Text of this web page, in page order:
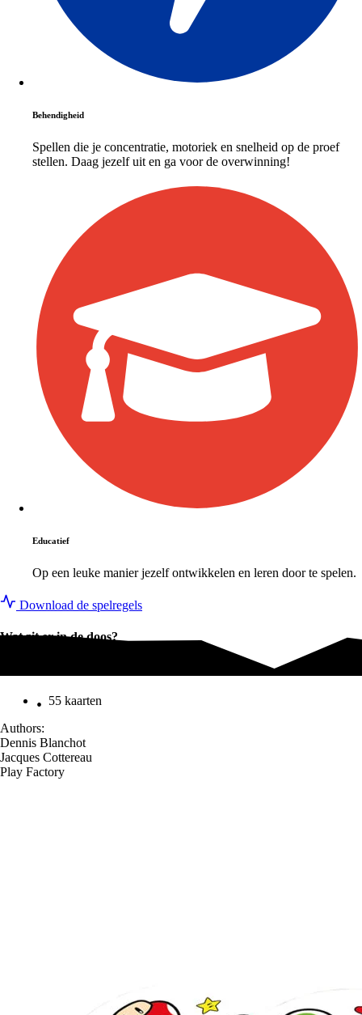
Behendigheid
Spellen die je concentratie, motoriek en snelheid op de proef
stellen. Daag jezelf uit en ga voor de overwinning!
Educatief
Op een leuke manier jezelf ontwikkelen en leren door te spelen.
Download de spelregels
Wat zit er in de doos?
55 kaarten
Authors:
Dennis Blanchot
Jacques Cottereau
Play Factory